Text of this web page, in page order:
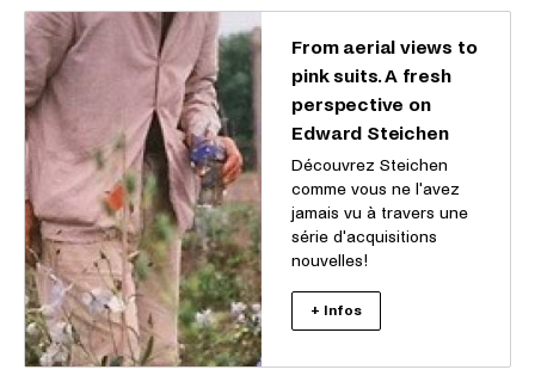
From aerial views to
pink suits. A fresh
perspective on
Edward Steichen
Découvrez Steichen
comme vous ne l'avez
jamais vu à travers une
série d'acquisitions
nouvelles!
+ Infos